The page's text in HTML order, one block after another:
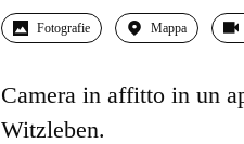
Fotografie Mappa
Camera in affitto in un
Witzleben.